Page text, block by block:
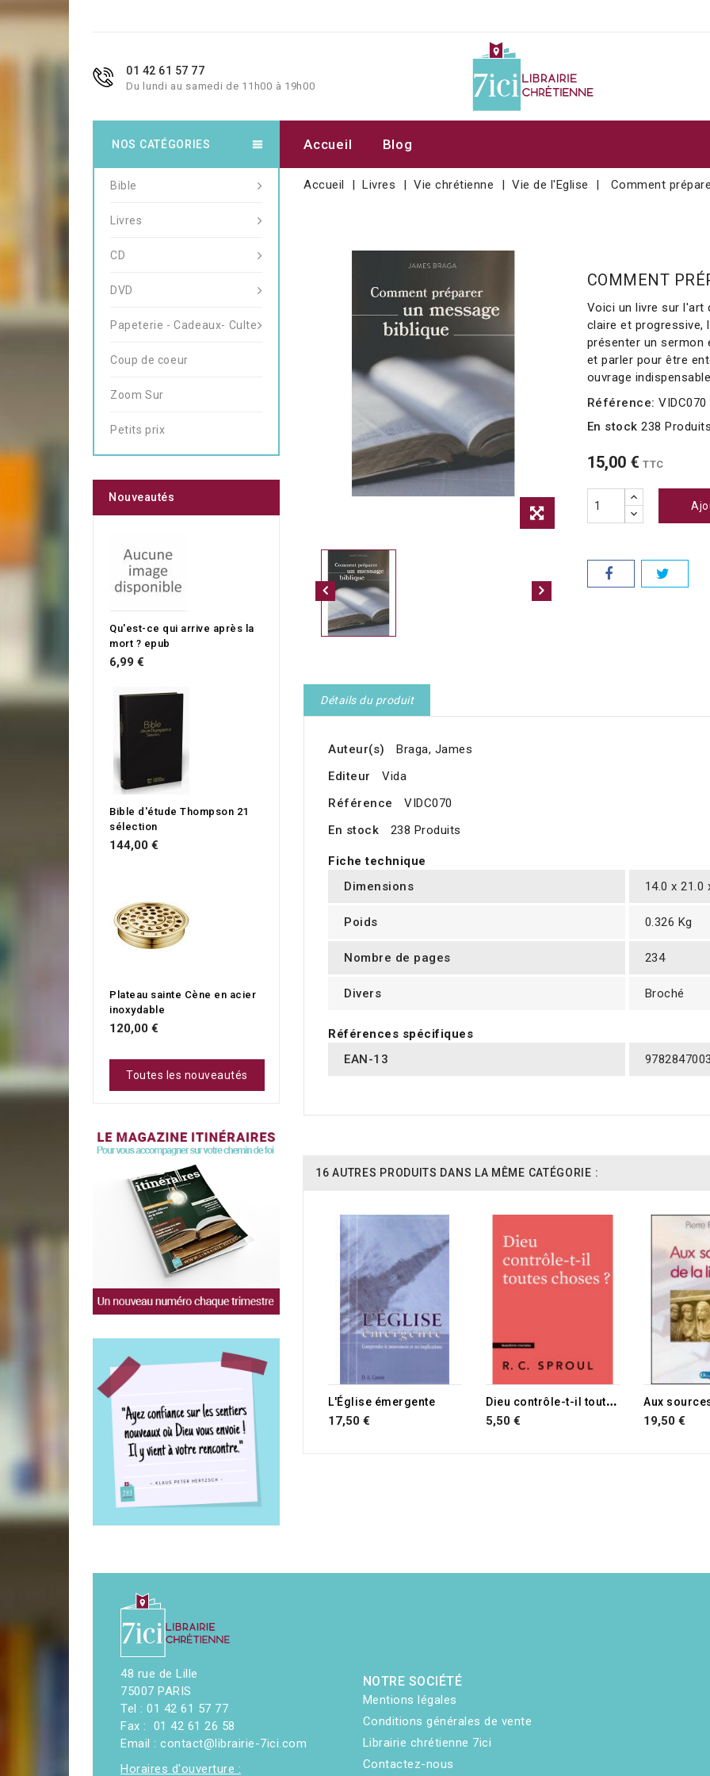
01 42 61 57 77
Du lundi au samedi de 11h00 à 19h00
Accueil Blog
Accueil Livres Vie chrétienne Vie de l'Eglise Comment
COMMENT
Voici un livre sur l'art
claire et progressive,
présenter un sermon
et parler pour être
ouvrage
Référence: VIDC070
En stock 238 Produits
15,00 € TTC
Détails du produit
Auteur(s)
Braga, James
Editeur
Vida
Référence
VIDC070
En stock
238 Produits
Fiche technique
Dimensions
14.0 x 21.0
Poids 0.326 Kg
Nombre de pages 234
Divers Broché
Références spécifiques
EAN-13
16 AUTRES PRODUITS DANS LA MÊME CATÉGORIE :
L'Église émergente
17,50 €
D
ieu contrôle-t-il toutes choses ?
5,50 € 19,50 €
NOS CATÉGORIES
Bible
Livres
CD
DVD
Papeterie - Cadeaux- Culte
Coup de coeur
Zoom Sur
Petits prix
Nouveautés
Qu'est-ce qui arrive après la
mort ? epub
6,99 €
Bible d'étude Thompson 21
sélection
144,00 €
Plateau sainte Cène en acier
inoxydable
120,00 €
Toutes les nouveautés
48 rue de Lille
75007 PARIS
Tel : 01 42 61 57 77
Fax : 01 42 61 26 58
Email : contact@librairie-7ici.com
Horaires d'ouverture :
NOTRE SOCIÉTÉ
Mentions légales
Conditions générales de vente
Librairie chrétienne 7ici
Contactez-nous